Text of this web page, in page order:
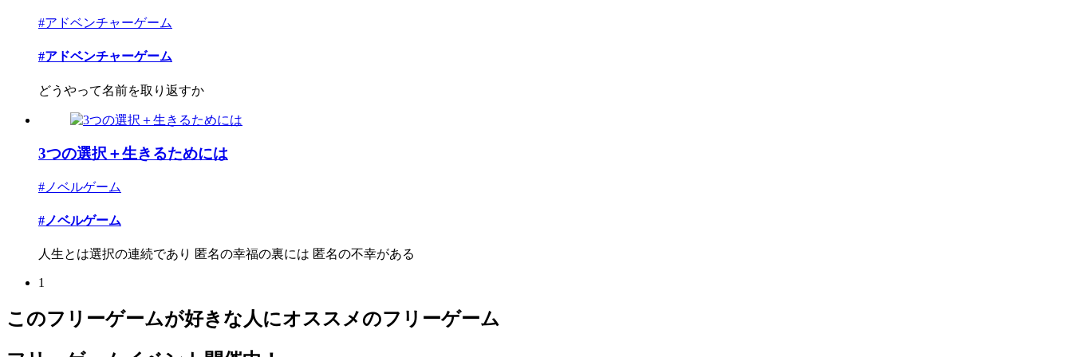
#アドベンチャーゲーム
#アドベンチャーゲーム
どうやって名前を取り返すか
3つの選択＋生きるためには
#ノベルゲーム
#ノベルゲーム
人生とは選択の連続であり 匿名の幸福の裏には 匿名の不幸がある
1
このフリーゲームが好きな人にオススメのフリーゲーム